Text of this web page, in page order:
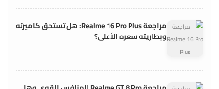
مراجعة Realme 16 Pro Plus: هل تستحق كاميرته
وبطاريته سعره الأعلى؟